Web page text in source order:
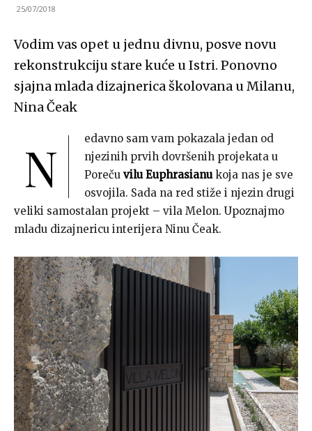
25/07/2018
Vodim vas opet u jednu divnu, posve novu
rekonstrukciju stare kuće u Istri. Ponovno
sjajna mlada dizajnerica školovana u Milanu,
Nina Čeak
N
edavno sam vam pokazala jedan od
njezinih prvih dovršenih projekata u
Poreču vilu Euphrasianu koja nas je sve
osvojila. Sada na red stiže i njezin drugi
veliki samostalan projekt – vila Melon. Upoznajmo
mladu dizajnericu interijera Ninu Čeak.